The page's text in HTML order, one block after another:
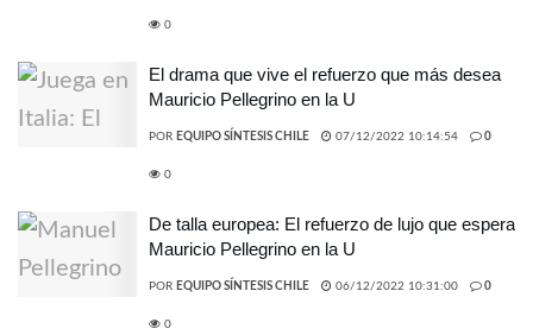
0
El drama que vive el refuerzo que más desea
Mauricio Pellegrino en la U
POR EQUIPO SÍNTESIS CHILE 07/12/2022 10:14:54 0
0
De talla europea: El refuerzo de lujo que espera
Mauricio Pellegrino en la U
POR EQUIPO SÍNTESIS CHILE 06/12/2022 10:31:00 0
0